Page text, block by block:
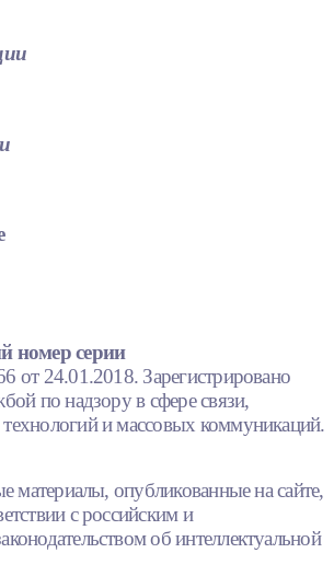
номер серии
24.01.2018. Зарегистрировано
по надзору в сфере связи,
и массовых коммуникаций.
материалы, опубликованные на сайте,
с российским и
об интеллектуальной